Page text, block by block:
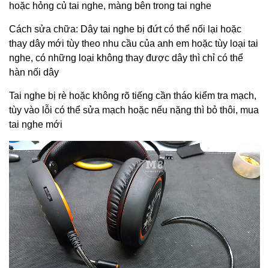
hoặc hỏng củ tai nghe, màng bên trong tai nghe
Cách sửa chữa: Dây tai nghe bị đứt có thể nối lại hoặc
thay dây mới tùy theo nhu cầu của anh em hoặc tùy loại tai
nghe, có những loại không thay được dây thì chỉ có thể
hàn nối dây
Tai nghe bị rè hoặc không rõ tiếng cần tháo kiểm tra mạch,
tùy vào lỗi có thể sửa mạch hoặc nếu nặng thì bỏ thôi, mua
tai nghe mới